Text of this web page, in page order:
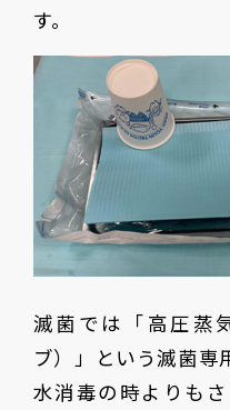
す。
滅菌では「高圧蒸
ブ）」という滅菌専
水消毒の時よりも